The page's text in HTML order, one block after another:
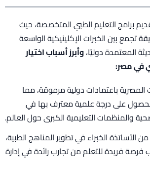
برامج التعليم الطبي المتخصصة، حيث
تجمع بين الخبرات الإكلينيكية الواسعة
المعتمدة دوليًا،وأبرز أسباب اختيار
في مصر:
المصرية باعتمادات دولية مرموقة، مما
على درجة علمية معترف بها في
والمنظمات التعليمية الكبرى حول العالم.
الأساتذة الخبراء في تطوير المناهج الطبية،
فرصة فريدة للتعلم من تجارب رائدة في إدارة